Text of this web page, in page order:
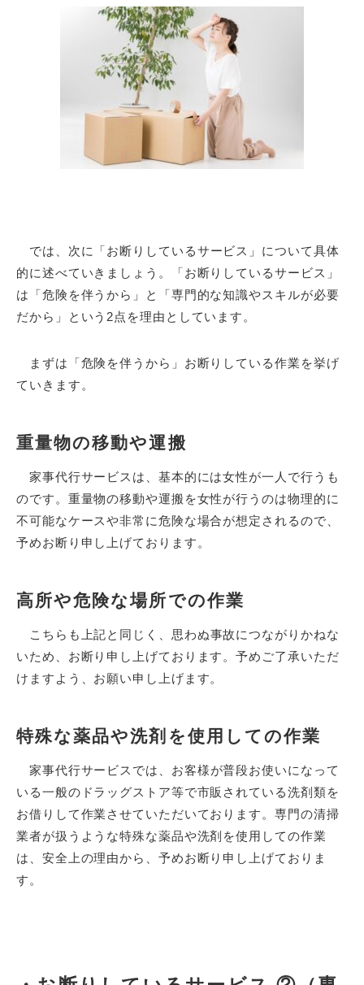
では、次に「お断りしているサービス」について具体
的に述べていきましょう。「お断りしているサービス」
は「危険を伴うから」と「専門的な知識やスキルが必要
だから」という2点を理由としています。
まずは「危険を伴うから」お断りしている作業を挙げ
ていきます。
重量物の移動や運搬
家事代行サービスは、基本的には女性が一人で行うも
のです。重量物の移動や運搬を女性が行うのは物理的に
不可能なケースや非常に危険な場合が想定されるので、
予めお断り申し上げております。
高所や危険な場所での作業
こちらも上記と同じく、思わぬ事故につながりかねな
いため、お断り申し上げております。予めご了承いただ
けますよう、お願い申し上げます。
特殊な薬品や洗剤を使用しての作業
家事代行サービスでは、お客様が普段お使いになって
いる一般のドラッグストア等で市販されている洗剤類を
お借りして作業させていただいております。専門の清掃
業者が扱うような特殊な薬品や洗剤を使用しての作業
は、安全上の理由から、予めお断り申し上げておりま
す。